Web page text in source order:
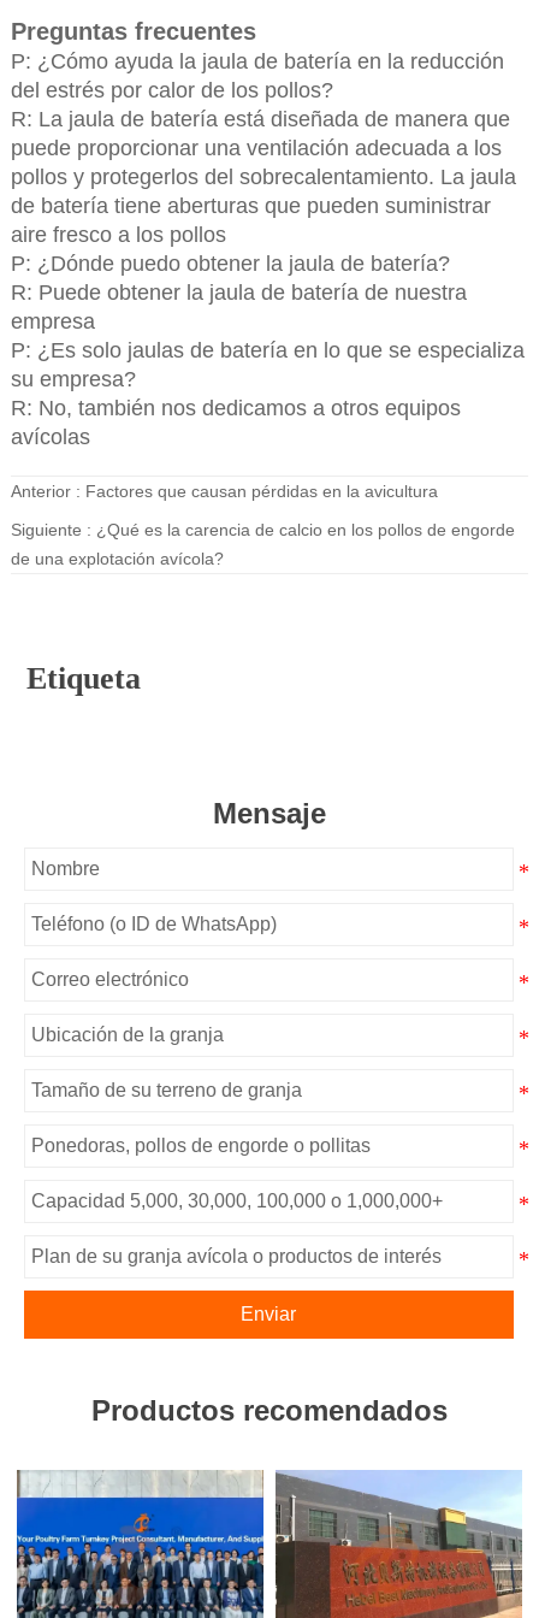
Preguntas frecuentes
P: ¿Cómo ayuda la jaula de batería en la reducción
del estrés por calor de los pollos?
R: La jaula de batería está diseñada de manera que
puede proporcionar una ventilación adecuada a los
pollos y protegerlos del sobrecalentamiento. La jaula
de batería tiene aberturas que pueden suministrar
aire fresco a los pollos
P: ¿Dónde puedo obtener la jaula de batería?
R: Puede obtener la jaula de batería de nuestra
empresa
P: ¿Es solo jaulas de batería en lo que se especializa
su empresa?
R: No, también nos dedicamos a otros equipos
avícolas
Anterior : Factores que causan pérdidas en la avicultura
Siguiente : ¿Qué es la carencia de calcio en los pollos de engorde
de una explotación avícola?
Etiqueta
Mensaje
Enviar
Productos recomendados